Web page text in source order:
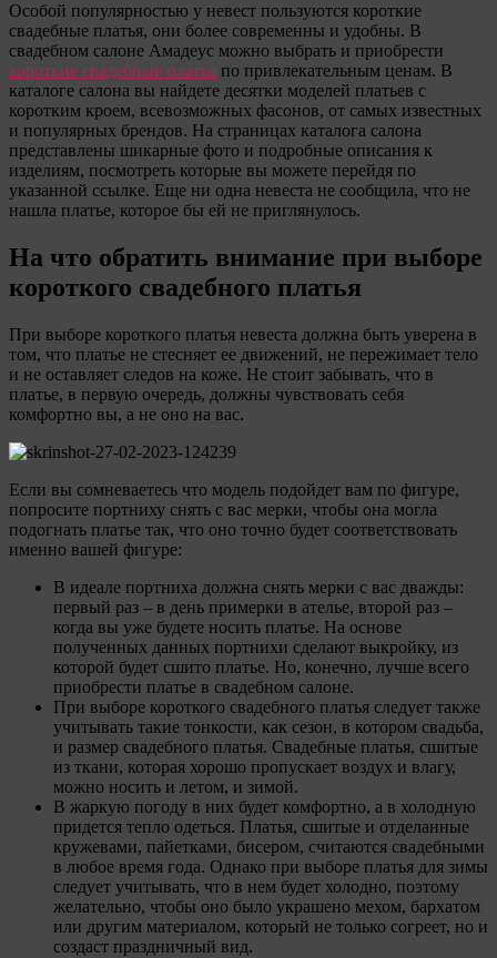
Особой популярностью у невест пользуются короткие
свадебные платья, они более современны и удобны. В
свадебном салоне Амадеус можно выбрать и приобрести
короткие свадебные платья по привлекательным ценам. В
каталоге салона вы найдете десятки моделей платьев с
коротким кроем, всевозможных фасонов, от самых известных
и популярных брендов. На страницах каталога салона
представлены шикарные фото и подробные описания к
изделиям, посмотреть которые вы можете перейдя по
указанной ссылке. Еще ни одна невеста не сообщила, что не
нашла платье, которое бы ей не приглянулось.
На что обратить внимание при выборе
короткого свадебного платья
При выборе короткого платья невеста должна быть уверена в
том, что платье не стесняет ее движений, не пережимает тело
и не оставляет следов на коже. Не стоит забывать, что в
платье, в первую очередь, должны чувствовать себя
комфортно вы, а не оно на вас.
Если вы сомневаетесь что модель подойдет вам по фигуре,
попросите портниху снять с вас мерки, чтобы она могла
подогнать платье так, что оно точно будет соответствовать
именно вашей фигуре:
В идеале портниха должна снять мерки с вас дважды:
первый раз – в день примерки в ателье, второй раз –
когда вы уже будете носить платье. На основе
полученных данных портнихи сделают выкройку, из
которой будет сшито платье. Но, конечно, лучше всего
приобрести платье в свадебном салоне.
При выборе короткого свадебного платья следует также
учитывать такие тонкости, как сезон, в котором свадьба,
и размер свадебного платья. Свадебные платья, сшитые
из ткани, которая хорошо пропускает воздух и влагу,
можно носить и летом, и зимой.
В жаркую погоду в них будет комфортно, а в холодную
придется тепло одеться. Платья, сшитые и отделанные
кружевами, пайетками, бисером, считаются свадебными
в любое время года. Однако при выборе платья для зимы
следует учитывать, что в нем будет холодно, поэтому
желательно, чтобы оно было украшено мехом, бархатом
или другим материалом, который не только согреет, но и
создаст праздничный вид.